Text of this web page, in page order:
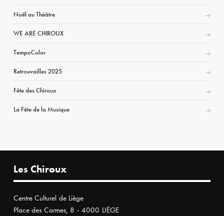
Noël au Théâtre
WE ARE CHIROUX
TempoColor
Retrouvailles 2025
Fête des Chiroux
La Fête de la Musique
Les Chiroux
Centre Culturel de Liège
Place des Carmes, 8 - 4000 LIÈGE